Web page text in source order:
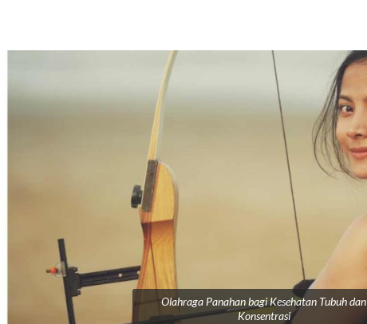
Olahraga Panahan bagi Kesehatan Tubuh dan
Konsentrasi